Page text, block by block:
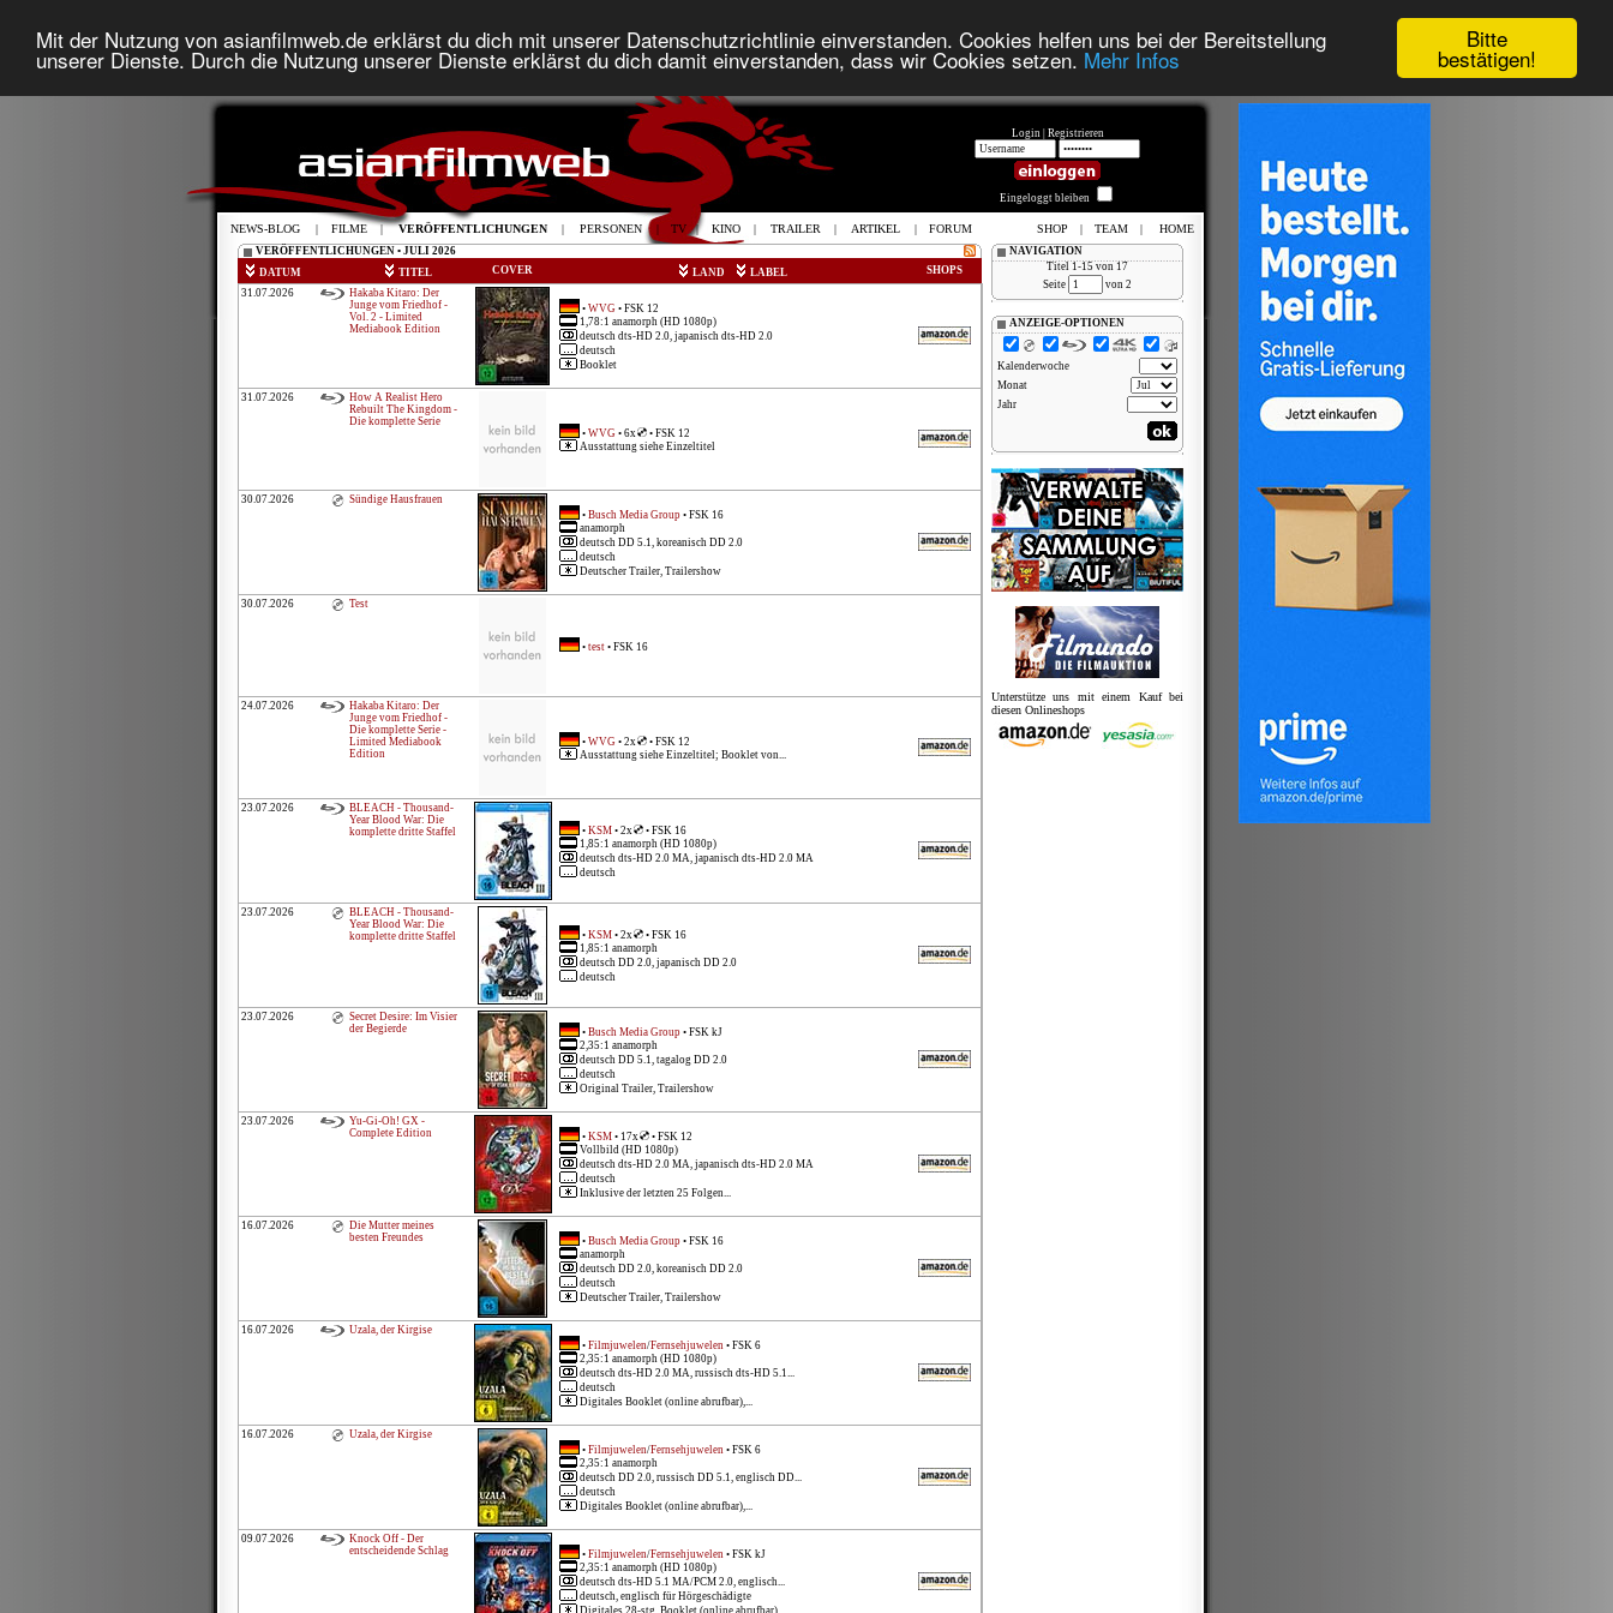
Bitte
bestätigen!
Mit der Nutzung von asianfilmweb.de erklärst du dich mit unserer Datenschutzrichtlinie einverstanden. Cookies helfen uns bei der Bereitstellung
unserer Dienste. Durch die Nutzung unserer Dienste erklärst du dich damit einverstanden, dass wir Cookies setzen. Mehr Infos
NEWS-BLOG | FILME | VERÖFFENTLICHUNGEN | PERSONEN | TV | KINO | TRAILER | ARTIKEL | FORUM SHOP | TEAM | HOME
Login | Registrieren
Eingeloggt bleiben
VERÖFFENTLICHUNGEN • JULI 2026
DATUM
TITEL COVER LAND LABEL
SHOPS
31.07.2026
Hakaba Kitaro: Der
Junge vom Friedhof -
Vol. 2 - Limited
Mediabook Edition
• WVG • FSK 12
1,78:1 anamorph (HD 1080p)
deutsch dts-HD 2.0, japanisch dts-HD 2.0
deutsch
Booklet
31.07.2026
How A Realist Hero
Rebuilt The Kingdom -
Die komplette Serie
• WVG • 6x
• FSK 12
Ausstattung siehe Einzeltitel
30.07.2026
Sündige Hausfrauen
• Busch Media Group • FSK 16
anamorph
deutsch DD 5.1, koreanisch DD 2.0
deutsch
Deutscher Trailer, Trailershow
30.07.2026 Test
• test • FSK 16
24.07.2026
Hakaba Kitaro: Der
Junge vom Friedhof -
Die komplette Serie -
Limited Mediabook
Edition
• WVG • 2x
• FSK 12
Ausstattung siehe Einzeltitel; Booklet von...
23.07.2026
BLEACH - Thousand-
Year Blood War: Die
komplette dritte Staffel
• KSM • 2x
• FSK 16
1,85:1 anamorph (HD 1080p)
deutsch dts-HD 2.0 MA, japanisch dts-HD 2.0 MA
deutsch
23.07.2026
BLEACH - Thousand-
Year Blood War: Die
komplette dritte Staffel
• KSM • 2x
• FSK 16
1,85:1 anamorph
deutsch DD 2.0, japanisch DD 2.0
deutsch
23.07.2026
Secret Desire: Im Visier
der Begierde
• Busch Media Group • FSK kJ
2,35:1 anamorph
deutsch DD 5.1, tagalog DD 2.0
deutsch
Original Trailer, Trailershow
23.07.2026
Yu-Gi-Oh! GX -
Complete Edition
• KSM • 17x
• FSK 12
Vollbild (HD 1080p)
deutsch dts-HD 2.0 MA, japanisch dts-HD 2.0 MA
deutsch
Inklusive der letzten 25 Folgen...
16.07.2026
Die Mutter meines
besten Freundes
• Busch Media Group • FSK 16
anamorph
deutsch DD 2.0, koreanisch DD 2.0
deutsch
Deutscher Trailer, Trailershow
16.07.2026
Uzala, der Kirgise
• Filmjuwelen/Fernsehjuwelen • FSK 6
2,35:1 anamorph (HD 1080p)
deutsch dts-HD 2.0 MA, russisch dts-HD 5.1...
deutsch
Digitales Booklet (online abrufbar),...
16.07.2026
Uzala, der Kirgise
• Filmjuwelen/Fernsehjuwelen • FSK 6
2,35:1 anamorph
deutsch DD 2.0, russisch DD 5.1, englisch DD...
deutsch
Digitales Booklet (online abrufbar),...
09.07.2026
Knock Off - Der
entscheidende Schlag
• Filmjuwelen/Fernsehjuwelen • FSK kJ
2,35:1 anamorph (HD 1080p)
deutsch dts-HD 5.1 MA/PCM 2.0, englisch...
deutsch, englisch für Hörgeschädigte
NAVIGATION
Titel 1-15 von 17
Seite
von 2
ANZEIGE-OPTIONEN
Kalenderwoche
Monat
Jahr
Unterstütze uns mit einem Kauf bei
diesen Onlineshops